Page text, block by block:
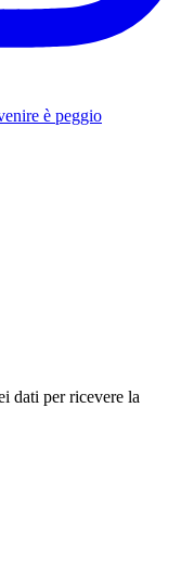
è peggio
dati per ricevere la